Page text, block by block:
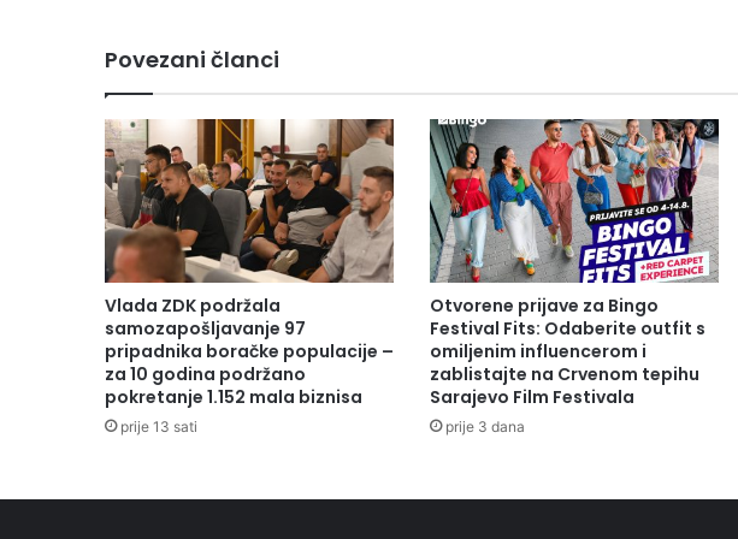
Povezani članci
Vlada ZDK podržala
samozapošljavanje 97
pripadnika boračke populacije –
za 10 godina podržano
pokretanje 1.152 mala biznisa
prije 13 sati
Otvorene prijave za Bingo
Festival Fits: Odaberite outfit s
omiljenim influencerom i
zablistajte na Crvenom tepihu
Sarajevo Film Festivala
prije 3 dana